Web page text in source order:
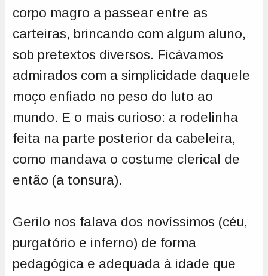
corpo magro a passear entre as
carteiras, brincando com algum aluno,
sob pretextos diversos. Ficávamos
admirados com a simplicidade daquele
moço enfiado no peso do luto ao
mundo. E o mais curioso: a rodelinha
feita na parte posterior da cabeleira,
como mandava o costume clerical de
então (a tonsura).
Gerilo nos falava dos novíssimos (céu,
purgatório e inferno) de forma
pedagógica e adequada à idade que